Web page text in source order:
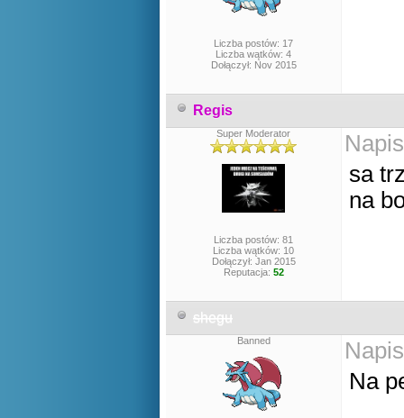
Liczba postów: 17
Liczba wątków: 4
Dołączył: Nov 2015
Regis
Super Moderator
Liczba postów: 81
Liczba wątków: 10
Dołączył: Jan 2015
Reputacja: 52
sa
na
shegu
Banned
Na